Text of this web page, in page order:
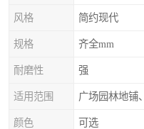
风格 简约现代
规格 齐全mm
耐磨性 强
适用范围 广场园林地铺
颜色 可选